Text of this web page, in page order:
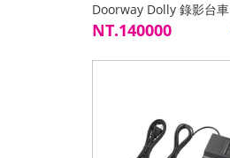
Doorway Dolly 錄影台車
NT.140000